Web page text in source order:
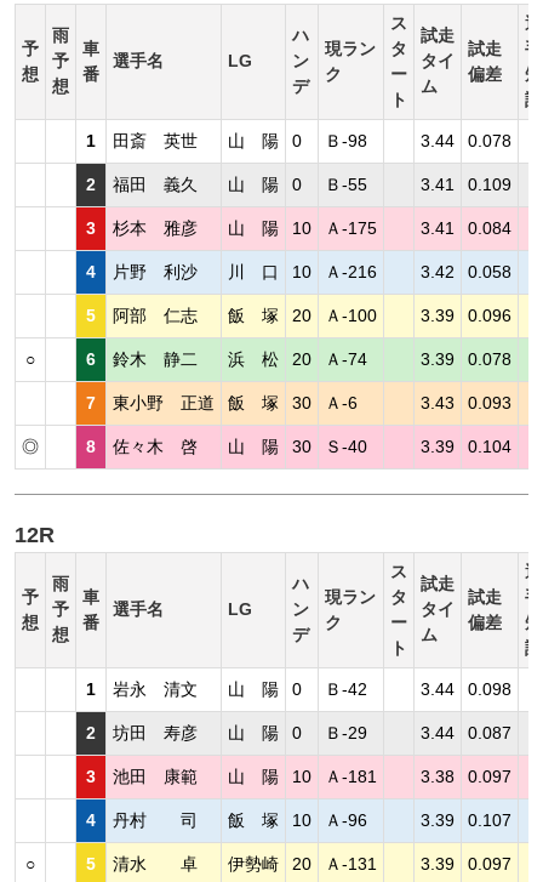
予
想
雨
予
想
車
番
選手名 LG
ハ
ン
デ
現ラン
ク
ス
タ
ー
ト
試走
タイ
ム
試走
偏差
選
手
短
評
1 田斎 英世 山 陽 0 Ｂ-98 3.44 0.078
2 福田 義久 山 陽 0 Ｂ-55 3.41 0.109
3 杉本 雅彦 山 陽 10 Ａ-175 3.41 0.084
4 片野 利沙 川 口 10 Ａ-216 3.42 0.058
5 阿部 仁志 飯 塚 20 Ａ-100 3.39 0.096
○ 6 鈴木 静二 浜 松 20 Ａ-74 3.39 0.078
7 東小野 正道 飯 塚 30 Ａ-6 3.43 0.093
◎ 8 佐々木 啓 山 陽 30 Ｓ-40 3.39 0.104
12R
予
想
雨
予
想
車
番
選手名 LG
ハ
ン
デ
現ラン
ク
ス
タ
ー
ト
試走
タイ
ム
試走
偏差
選
手
短
評
1 岩永 清文 山 陽 0 Ｂ-42 3.44 0.098
2 坊田 寿彦 山 陽 0 Ｂ-29 3.44 0.087
3 池田 康範 山 陽 10 Ａ-181 3.38 0.097
4 丹村 司 飯 塚 10 Ａ-96 3.39 0.107
○ 5 清水 卓 伊勢崎 20 Ａ-131 3.39 0.097